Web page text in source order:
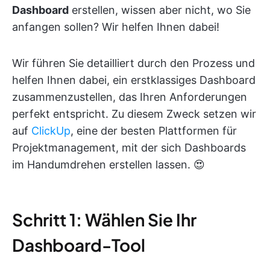
Dashboard erstellen, wissen aber nicht, wo Sie
anfangen sollen? Wir helfen Ihnen dabei!
Wir führen Sie detailliert durch den Prozess und
helfen Ihnen dabei, ein erstklassiges Dashboard
zusammenzustellen, das Ihren Anforderungen
perfekt entspricht. Zu diesem Zweck setzen wir
auf ClickUp, eine der besten Plattformen für
Projektmanagement, mit der sich Dashboards
im Handumdrehen erstellen lassen. 😍
Schritt 1: Wählen Sie Ihr
Dashboard-Tool